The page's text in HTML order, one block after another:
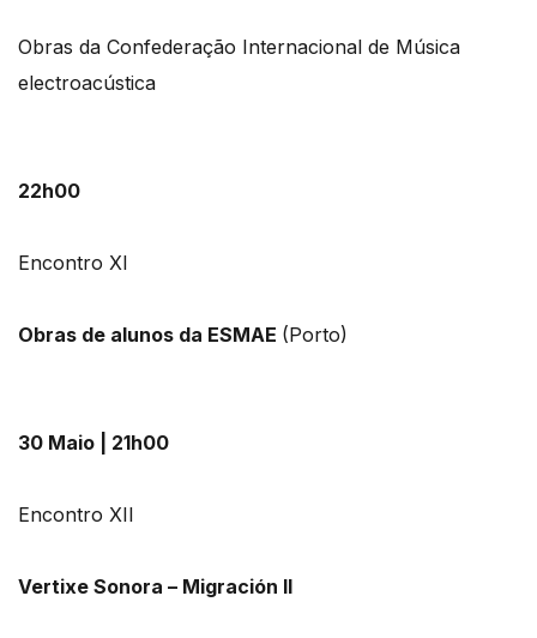
Obras da Confederação Internacional de Música
electroacústica
22h00
Encontro XI
Obras de alunos da ESMAE (Porto)
30 Maio | 21h00
Encontro XII
Vertixe Sonora – Migración II